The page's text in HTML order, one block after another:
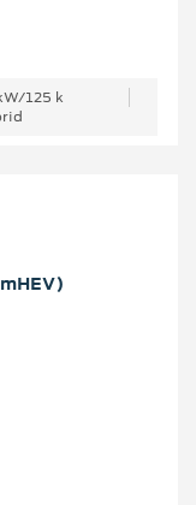
125 k